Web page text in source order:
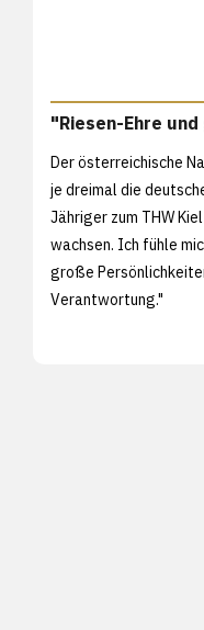
"Riesen-Ehre
Der österreichische
je dreimal die
Jähriger zum THW
wachsen. Ich fühle
große
Verantwortung."